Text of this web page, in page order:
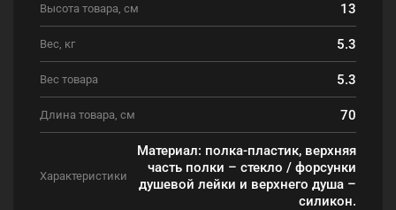
Высота товара, см 13
Вес, кг 5.3
Вес товара 5.3
Длина товара, см 70
Характеристики
Материал: полка-пластик, верхняя
часть полки – стекло / форсунки
душевой лейки и верхнего душа –
силикон.